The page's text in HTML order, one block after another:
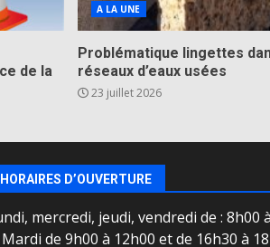
de la
A LA UNE
Problématique lingettes
réseaux d’eaux usées
23 juillet 2026
HORAIRES D’OUVERTURE
mercredi, jeudi, vendredi de : 8h00
de 9h00 à 12h00 et de 16h30 à